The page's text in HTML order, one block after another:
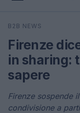
Cerca
B2B NEWS
Firenze
in sharing:
sapere
Firenze sospende
condivisione a